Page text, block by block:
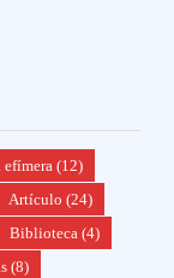
efímera(12)
Artículo (24)
Biblioteca (4)
(8)